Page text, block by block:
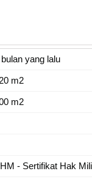
bulan yang lalu
m2
m2
- Sertifikat Hak